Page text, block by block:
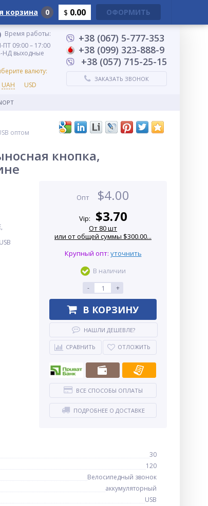
Время работы:
ПТ 09:00 – 17:00
НД выходные
валюту:
UAH
USD
+38 (067) 5-777-353
+38 (099) 323-888-9
+38 (057) 715-25-15
ЗАКАЗАТЬ ЗВОНОК
оптом
кнопка,
Опт $4.00
Vip: $3.70
От 80 шт
или от общей суммы $300.00...
Крупный опт: уточнить
В наличии
-
+
В КОРЗИНУ
НАШЛИ ДЕШЕВЛЕ?
СРАВНИТЬ ОТЛОЖИТЬ
ВСЕ СПОСОБЫ ОПЛАТЫ
ПОДРОБНЕЕ О ДОСТАВКЕ
30
120
Велосипедный звонок
аккумуляторный
USB
корзина 0 $ 0.00 ОФОРМИТЬ